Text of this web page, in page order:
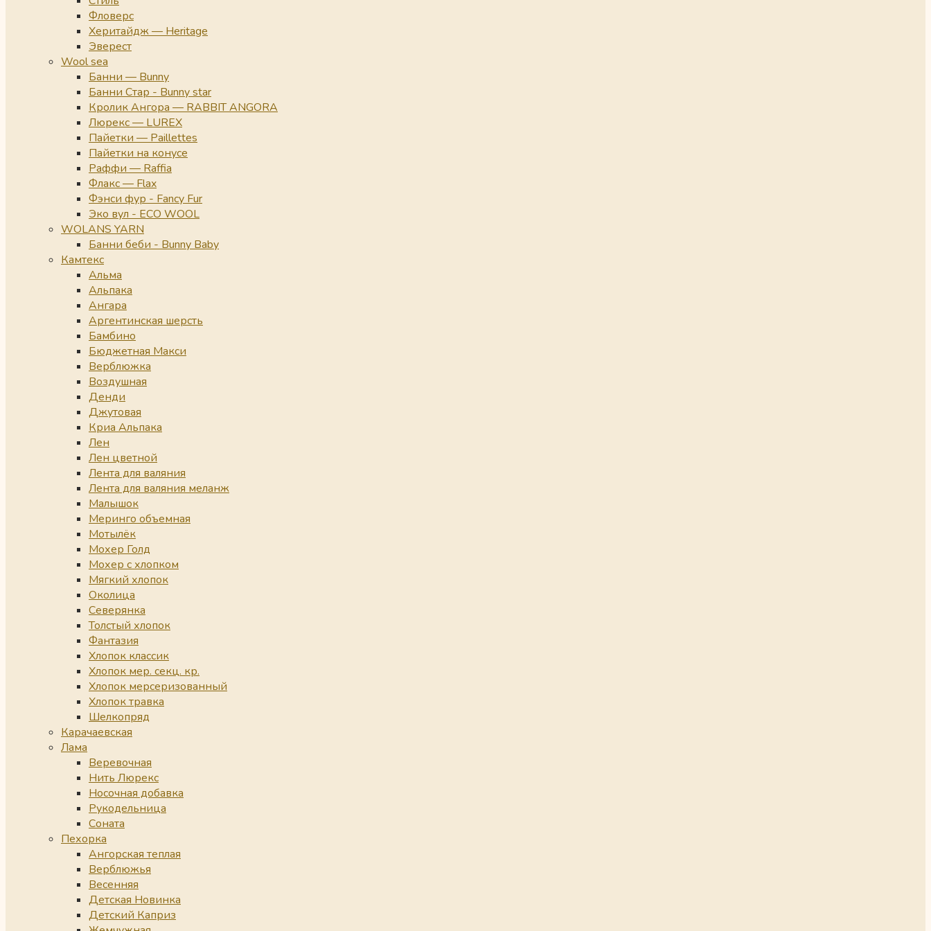
Фловерс
Херитайдж — Heritage
Эверест
Wool sea
Банни — Bunny
Банни Стар - Bunny star
Кролик Ангора — RABBIT ANGORA
Люрекс — LUREX
Пайетки — Paillettes
Пайетки на конусе
Раффи — Raffia
Флакс — Flax
Фэнси фур - Fancy Fur
Эко вул - ECO WOOL
WOLANS YARN
Банни беби - Bunny Baby
Камтекс
Альма
Альпака
Ангара
Аргентинская шерсть
Бамбино
Бюджетная Макси
Верблюжка
Воздушная
Денди
Джутовая
Криа Альпака
Лен
Лен цветной
Лента для валяния
Лента для валяния меланж
Малышок
Меринго объемная
Мотылёк
Мохер Голд
Мохер с хлопком
Мягкий хлопок
Околица
Северянка
Толстый хлопок
Фантазия
Хлопок классик
Хлопок мер. секц. кр.
Хлопок мерсеризованный
Хлопок травка
Шелкопряд
Карачаевская
Лама
Веревочная
Нить Люрекс
Носочная добавка
Рукодельница
Соната
Пехорка
Ангорская теплая
Верблюжья
Весенняя
Детская Новинка
Детский Каприз